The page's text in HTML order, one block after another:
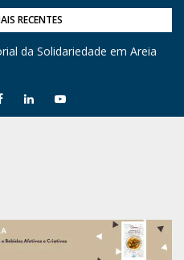
RECENTES
da Solidariedade em Areia